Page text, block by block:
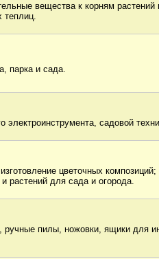
вещества к корням растений
теплиц.
парка и сада.
электроинструмента, садовой
цветочных
растений для сада и огорода.
ручные пилы, ножовки, ящики для